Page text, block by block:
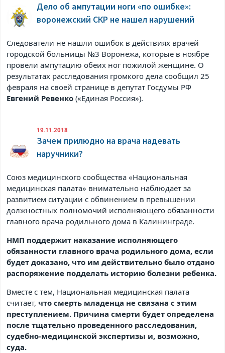
Дело об ампутации ноги «по ошибке»:
воронежский СКР не нашел нарушений
Следователи не нашли ошибок в действиях врачей
городской больницы №3 Воронежа, которые в ноябре
провели ампутацию обеих ног пожилой женщине. О
результатах расследования громкого дела сообщил 25
февраля на своей странице в депутат Госдумы РФ
Евгений Ревенко(«Единая Россия»).
19.11.2018
Зачем прилюдно на врача надевать
наручники?
Союз медицинского сообщества «Национальная
медицинская палата» внимательно наблюдает за
развитием ситуации с обвинением в превышении
должностных полномочий исполняющего обязанности
главного врача родильного дома в Калининграде.
НМП поддержит наказание исполняющего
обязанности главного врача родильного дома, если
будет доказано, что им действительно было отдано
распоряжение подделать историю болезни ребенка.
Вместе с тем, Национальная медицинская палата
считает,что смерть младенца не связана с этим
преступлением. Причина смерти будет определена
после тщательно проведенного расследования,
судебно-медицинской экспертизы и, возможно,
суда.